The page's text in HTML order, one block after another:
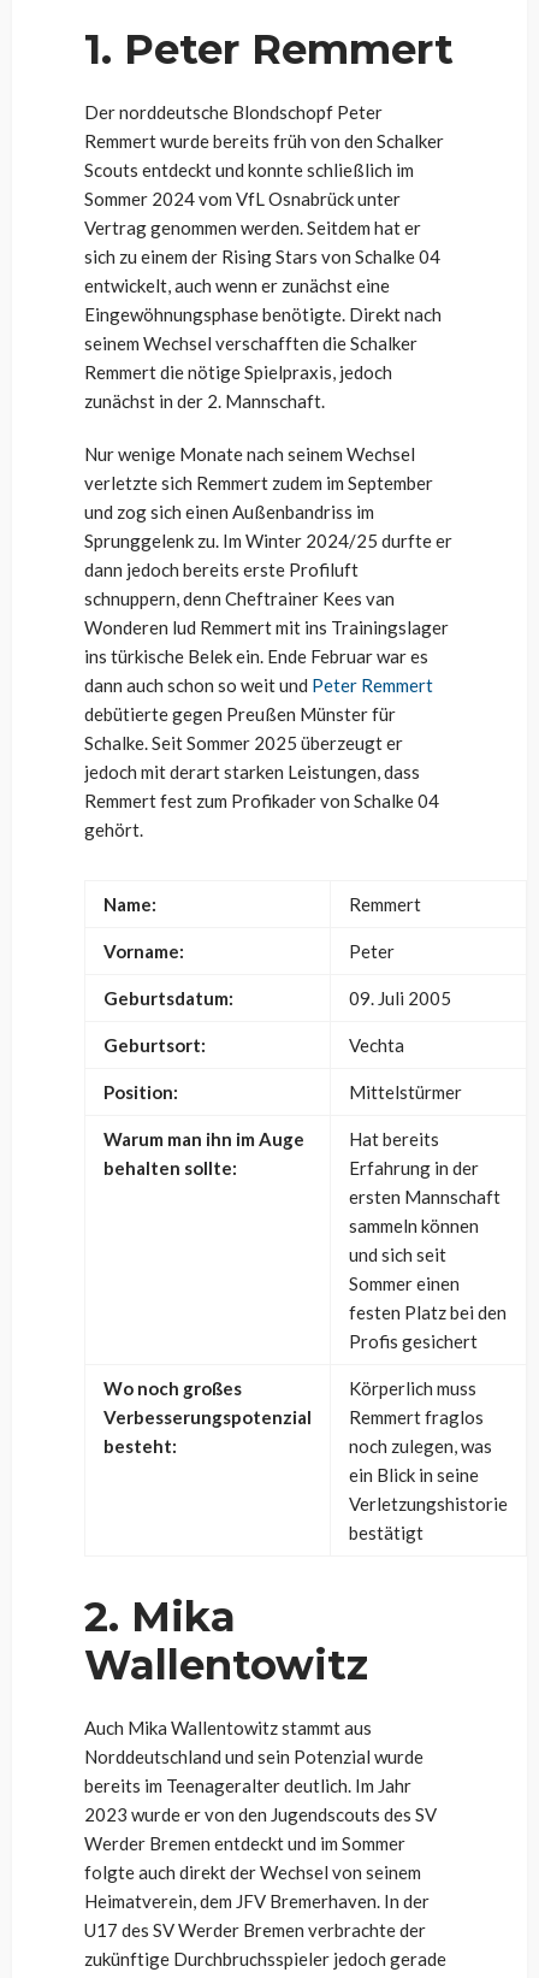
1. Peter Remmert
Der norddeutsche Blondschopf Peter
Remmert wurde bereits früh von den Schalker
Scouts entdeckt und konnte schließlich im
Sommer 2024 vom VfL Osnabrück unter
Vertrag genommen werden. Seitdem hat er
sich zu einem der Rising Stars von Schalke 04
entwickelt, auch wenn er zunächst eine
Eingewöhnungsphase benötigte. Direkt nach
seinem Wechsel verschafften die Schalker
Remmert die nötige Spielpraxis, jedoch
zunächst in der 2. Mannschaft.
Nur wenige Monate nach seinem Wechsel
verletzte sich Remmert zudem im September
und zog sich einen Außenbandriss im
Sprunggelenk zu. Im Winter 2024/25 durfte er
dann jedoch bereits erste Profiluft
schnuppern, denn Cheftrainer Kees van
Wonderen lud Remmert mit ins Trainingslager
ins türkische Belek ein. Ende Februar war es
dann auch schon so weit und Peter Remmert
debütierte gegen Preußen Münster für
Schalke. Seit Sommer 2025 überzeugt er
jedoch mit derart starken Leistungen, dass
Remmert fest zum Profikader von Schalke 04
gehört.
Name: Remmert
Vorname: Peter
Geburtsdatum: 09. Juli 2005
Geburtsort: Vechta
Position: Mittelstürmer
Warum man ihn im Auge
behalten sollte:
Hat bereits
Erfahrung in der
ersten Mannschaft
sammeln können
und sich seit
Sommer einen
festen Platz bei den
Profis gesichert
Wo noch großes
Verbesserungspotenzial
besteht:
Körperlich muss
Remmert fraglos
noch zulegen, was
ein Blick in seine
Verletzungshistorie
bestätigt
2. Mika
Wallentowitz
Auch Mika Wallentowitz stammt aus
Norddeutschland und sein Potenzial wurde
bereits im Teenageralter deutlich. Im Jahr
2023 wurde er von den Jugendscouts des SV
Werder Bremen entdeckt und im Sommer
folgte auch direkt der Wechsel von seinem
Heimatverein, dem JFV Bremerhaven. In der
U17 des SV Werder Bremen verbrachte der
zukünftige Durchbruchsspieler jedoch gerade